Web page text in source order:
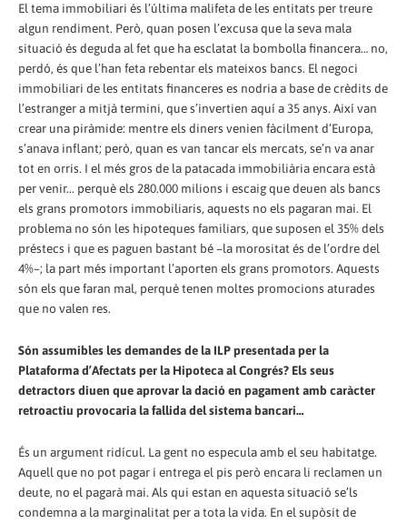
El tema immobiliari és l’última malifeta de les entitats per treure
algun rendiment. Però, quan posen l’excusa que la seva mala
situació és deguda al fet que ha esclatat la bombolla financera… no,
perdó, és que l’han feta rebentar els mateixos bancs. El negoci
immobiliari de les entitats financeres es nodria a base de crèdits de
l’estranger a mitjà termini, que s’invertien aquí a 35 anys. Així van
crear una piràmide: mentre els diners venien fàcilment d’Europa,
s’anava inflant; però, quan es van tancar els mercats, se’n va anar
tot en orris. I el més gros de la patacada immobiliària encara està
per venir... perquè els 280.000 milions i escaig que deuen als bancs
els grans promotors immobiliaris, aquests no els pagaran mai. El
problema no són les hipoteques familiars, que suposen el 35% dels
préstecs i que es paguen bastant bé –la morositat és de l’ordre del
4%–; la part més important l’aporten els grans promotors. Aquests
són els que faran mal, perquè tenen moltes promocions aturades
que no valen res.
Són assumibles les demandes de la ILP presentada per la
Plataforma d’Afectats per la Hipoteca al Congrés? Els seus
detractors diuen que aprovar la dació en pagament amb caràcter
retroactiu provocaria la fallida del sistema bancari…
És un argument ridícul. La gent no especula amb el seu habitatge.
Aquell que no pot pagar i entrega el pis però encara li reclamen un
deute, no el pagarà mai. Als qui estan en aquesta situació se’ls
condemna a la marginalitat per a tota la vida. En el supòsit de